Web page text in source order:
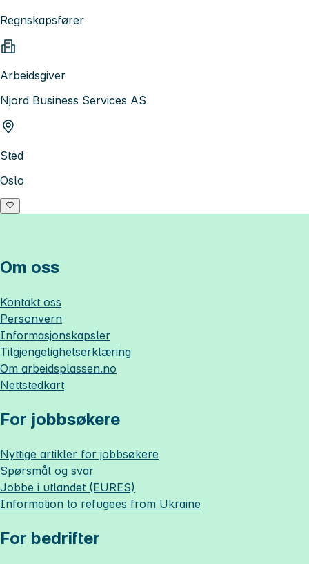
Regnskapsfører
Arbeidsgiver
Njord Business Services AS
Sted
Oslo
Om oss
Kontakt oss
Personvern
Informasjonskapsler
Tilgjengelighetserklæring
Om arbeidsplassen.no
Nettstedkart
For jobbsøkere
Nyttige artikler for jobbsøkere
Spørsmål og svar
Jobbe i utlandet (EURES)
Information to refugees from Ukraine
For bedrifter